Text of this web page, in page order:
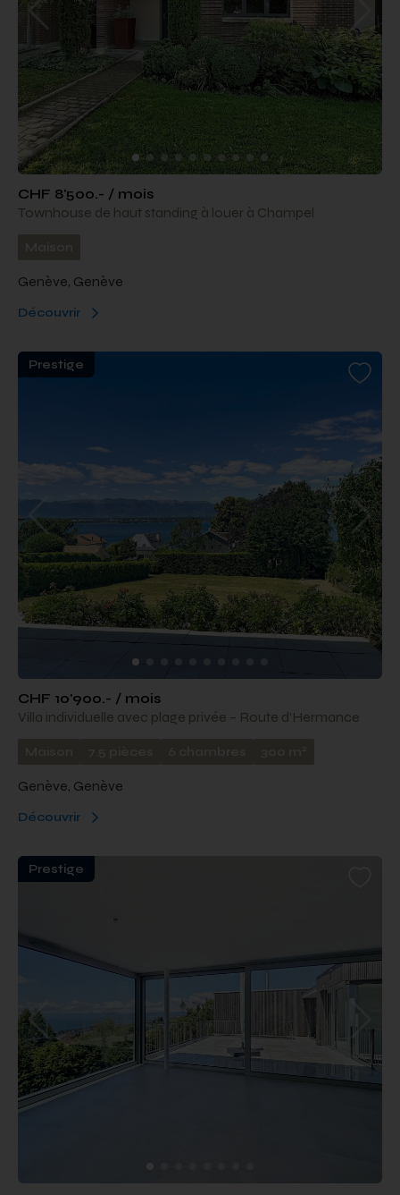
CHF 8'500.- / mois
Townhouse de haut standing à louer à Champel
Genève, Genève
Découvrir
Prestige
CHF 10'900.- / mois
Villa individuelle avec plage privée – Route d’Hermance
Genève, Genève
Découvrir
Prestige